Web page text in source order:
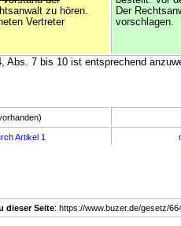
zu hören.
Vertreter
Der
vorschlagen.
Abs. 7 bis 10 ist entsprechend
Artikel 1
dieser Seite: https://www.buzer.de/gesetz/